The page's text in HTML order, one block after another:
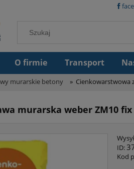
O firmie Transport
murarskie betony » Cienkowarstwowa
murarska weber ZM10 fix
ID:
Kod